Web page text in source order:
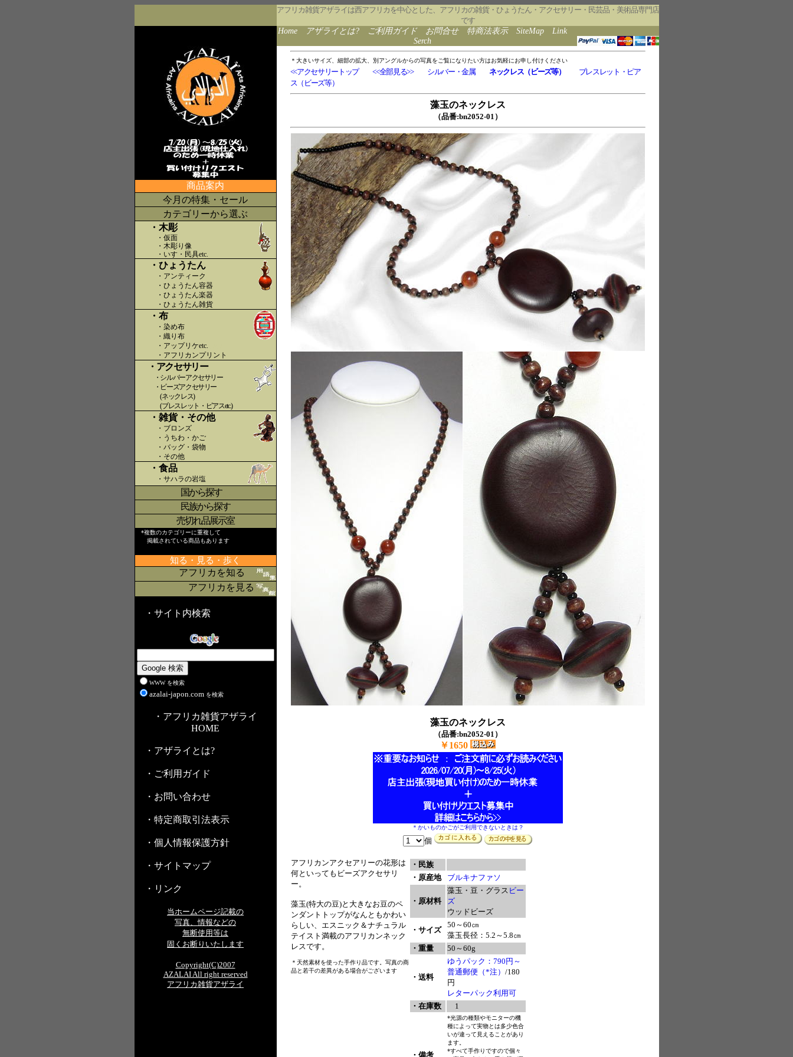
アフリカ雑貨アザライは西アフリカを中心とした、アフリカの雑貨・ひょうたん・アクセサリー・民芸品・美術品専門店
です
Home
アザライとは? ご利用ガイド お問合せ 特商法表示 SiteMap
Link
Serch
商品案内
今月の特集・セール
カテゴリーから選ぶ
・木彫
・仮面
・木彫り像
・いす・民具etc.
・ひょうたん
・アンティーク
・ひょうたん容器
・ひょうたん楽器
・ひょうたん雑貨
・布
・染め布
・織り布
・アップリケetc.
・アフリカンプリント
・アクセサリー
・シルバーアクセサリー
・ビーズアクセサリー
(ネックレス)
(ブレスレット・ピアスetc.)
・雑貨・その他
・ブロンズ
・うちわ・かご
・バッグ・袋物
・その他
・食品
・サハラの岩塩
国から探す〇
民族から探す
売切れ品展示室
*複数のカテゴリーに重複して
掲載されている商品もあります
知る・見る・歩く
アフリカを知る
アフリカを見る
・サイト内検索
WWW を検索
azalai-japon.com を検索
・アフリカ雑貨アザライ
HOME
・アザライとは?
・ご利用ガイド
・お問い合わせ
・特定商取引法表示
・個人情報保護方針
・サイトマップ
・リンク
当ホームページ記載の
写真、情報などの
無断使用等は
固くお断りいたします
Copyright(C)2007
AZALAI All right reserved
アフリカ雑貨アザライ
＊大きいサイズ、細部の拡大、別アングルからの写真をご覧になりたい方はお気軽にお申し付けください
<<アクセサリートップ <<全部見る>> シルバー・金属 ネックレス（ビーズ等）
ブレスレット・ピア
ス（ビーズ等）
藻玉のネックレス
（品番:bn2052-01）
藻玉のネックレス
（品番:bn2052-01）
￥1650
＊かいものかごがご利用できないときは？
個
アフリカンアクセアリーの花形は
何といってもビーズアクセサリ
ー。
藻玉(特大の豆)と大きなお豆のペ
ンダントトップがなんともかわい
らしい、エスニック＆ナチュラル
テイスト満載のアフリカンネック
レスです。
＊天然素材を使った手作り品です。写真の商
品と若干の差異がある場合がございます
・民族
・原産地
ブルキナファソ
・原材料
藻玉・豆・グラス ビー
ズ
ウッドビーズ
・サイズ
50～60㎝
藻玉長径：5.2～5.8㎝
・重量
50～60g
・送料
ゆうパック：790円～
普通郵便（*注） /180
円
レターパック利用可
・在庫数
1
・備考
*光源の種類やモニターの機
種によって実物とは多少色合
いが違って見えることがあり
ます。
*すべて手作りですので個々